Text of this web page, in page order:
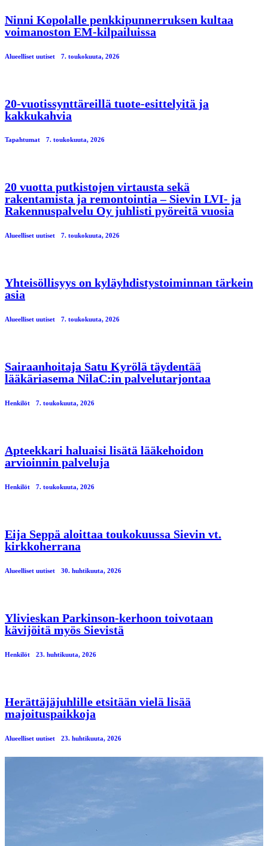
Ninni Kopolalle penkkipunnerruksen kultaa
voimanoston EM-kilpailuissa
Alueelliset uutiset 7. toukokuuta, 2026
20-vuotissynttäreillä tuote-esittelyitä ja
kakkukahvia
Tapahtumat 7. toukokuuta, 2026
20 vuotta putkistojen virtausta sekä
rakentamista ja remontointia – Sievin LVI- ja
Rakennuspalvelu Oy juhlisti pyöreitä vuosia
Alueelliset uutiset 7. toukokuuta, 2026
Yhteisöllisyys on kyläyhdistystoiminnan tärkein
asia
Alueelliset uutiset 7. toukokuuta, 2026
Sairaanhoitaja Satu Kyrölä täydentää
lääkäriasema NilaC:in palvelutarjontaa
Henkilöt 7. toukokuuta, 2026
Apteekkari haluaisi lisätä lääkehoidon
arvioinnin palveluja
Henkilöt 7. toukokuuta, 2026
Eija Seppä aloittaa toukokuussa Sievin vt.
kirkkoherrana
Alueelliset uutiset 30. huhtikuuta, 2026
Ylivieskan Parkinson-kerhoon toivotaan
kävijöitä myös Sievistä
Henkilöt 23. huhtikuuta, 2026
Herättäjäjuhlille etsitään vielä lisää
majoituspaikkoja
Alueelliset uutiset 23. huhtikuuta, 2026